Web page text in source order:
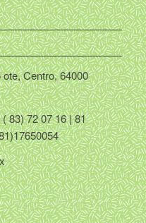
Centro, 64000
83) 72 07 16 | 81